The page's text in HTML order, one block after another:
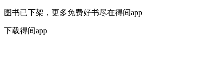
图书已下架，更多免费好书尽在得间app
下载得间app